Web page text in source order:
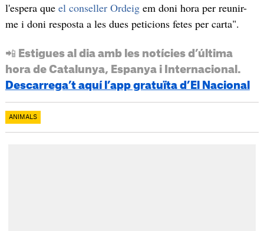
l'espera que el conseller Ordeigem doni hora per reunir-
me i doni resposta a les dues peticions fetes per carta".
📲 Estigues al dia amb les notícies d’última
hora de Catalunya, Espanya i Internacional.
Descarrega’t aquí l’app gratuïta d’El Nacional
ANIMALS